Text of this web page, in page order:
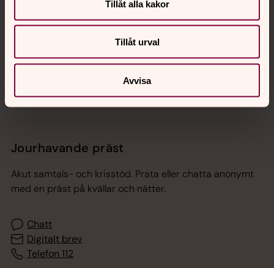
Tillåt alla kakor
Tillåt urval
Avvisa
Jourhavande präst
Akut samtals- och krisstöd. Prata eller chatta anonymt
med en präst på kvällar och nätter.
Chatt
Digitalt brev
Telefon 112